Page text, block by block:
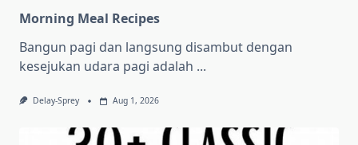
Morning Meal Recipes
Bangun pagi dan langsung disambut dengan
kesejukan udara pagi adalah ...
Delay-Sprey Aug 1, 2026